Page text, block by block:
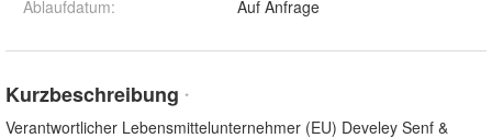
Ablaufdatum: Auf Anfrage
Kurzbeschreibung *
Verantwortlicher Lebensmittelunternehmer (EU) Develey Senf &